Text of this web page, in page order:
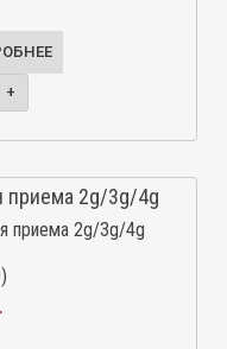
+
приема 2g/3g/4g